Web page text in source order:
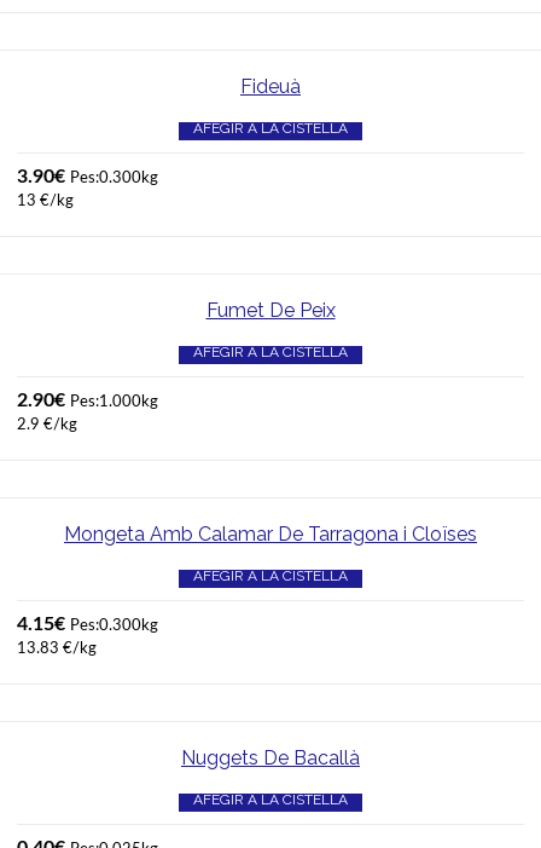
Fideuà
AFEGIR A LA CISTELLA
3.90€ Pes:0.300kg
13 €/kg
Fumet De Peix
AFEGIR A LA CISTELLA
2.90€ Pes:1.000kg
2.9 €/kg
Mongeta Amb Calamar De Tarragona i Cloïses
AFEGIR A LA CISTELLA
4.15€ Pes:0.300kg
13.83 €/kg
Nuggets De Bacallà
AFEGIR A LA CISTELLA